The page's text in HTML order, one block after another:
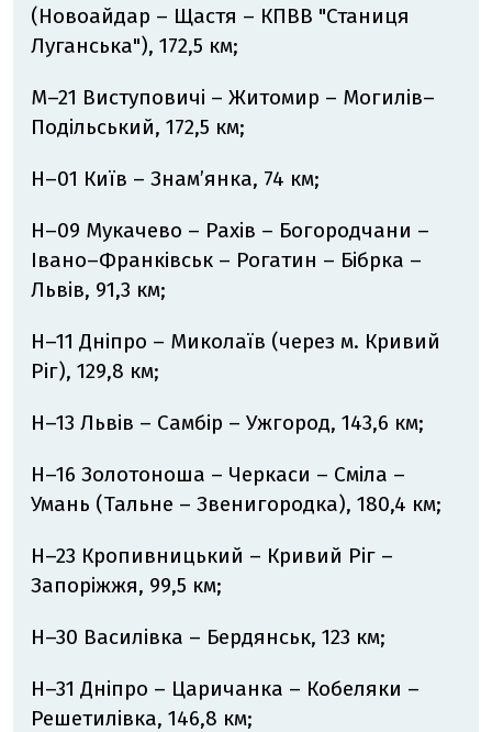
(Новоайдар – Щастя – КПВВ "Станиця
Луганська"), 172,5 км;
М–21 Виступовичі – Житомир – Могилів–
Подільський, 172,5 км;
Н–01 Київ – Знам’янка, 74 км;
Н–09 Мукачево – Рахів – Богородчани –
Івано–Франківськ – Рогатин – Бібрка –
Львів, 91,3 км;
Н–11 Дніпро – Миколаїв (через м. Кривий
Ріг), 129,8 км;
Н–13 Львів – Самбір – Ужгород, 143,6 км;
Н–16 Золотоноша – Черкаси – Сміла –
Умань (Тальне – Звенигородка), 180,4 км;
Н–23 Кропивницький – Кривий Ріг –
Запоріжжя, 99,5 км;
Н–30 Василівка – Бердянськ, 123 км;
Н–31 Дніпро – Царичанка – Кобеляки –
Решетилівка, 146,8 км;